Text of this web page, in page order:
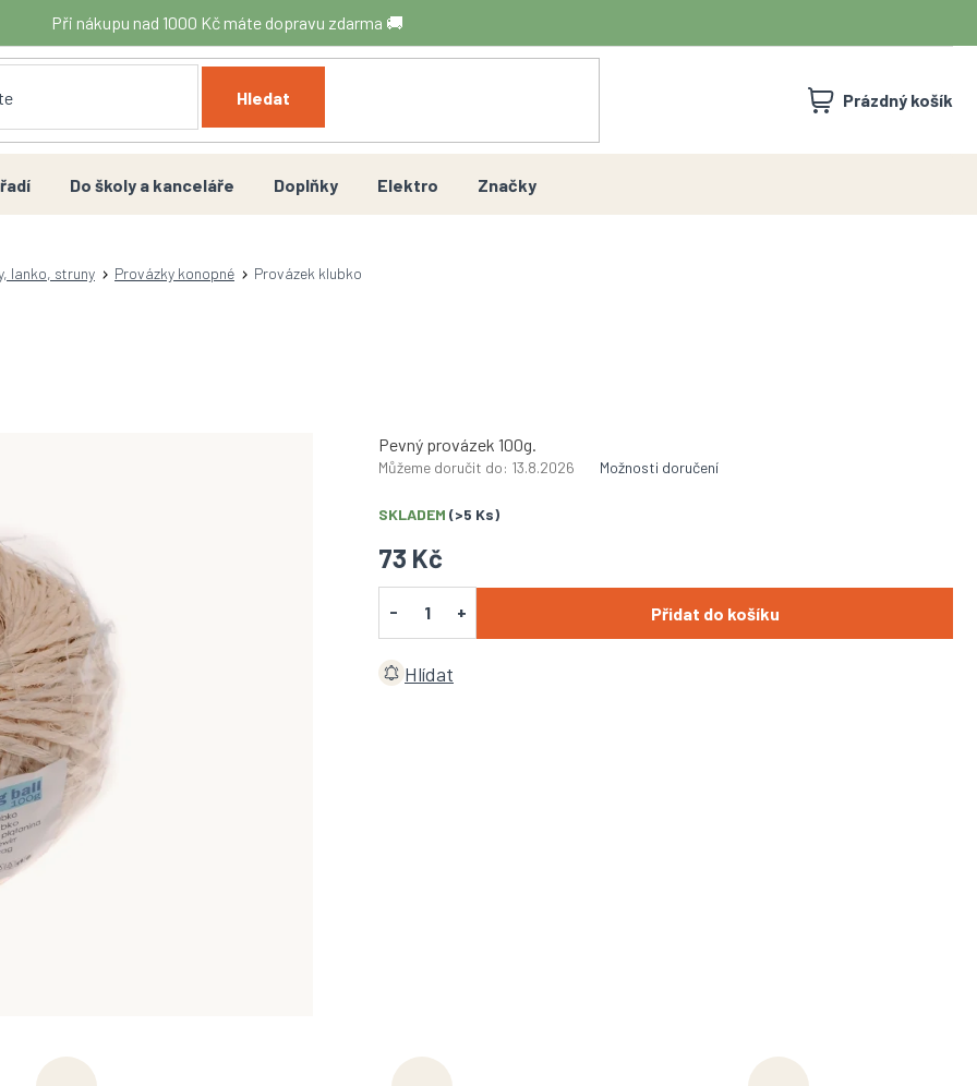
Při nákupu nad 1000 Kč máte dopravu zdarma 🚚
Hledat
NÁKUPNÍ
Prázdný košík
Do školy a kanceláře Doplňky Elektro Značky
lanko, struny Provázky konopné Provázek klubko
73 Kč
SKLADEM (>5 Ks)
Můžeme doručit do: 13.8.2026 Možnosti doručení
Přidat do košíku
Pevný provázek 100g.
Hlídat